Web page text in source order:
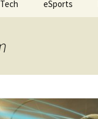
Browser
eSports